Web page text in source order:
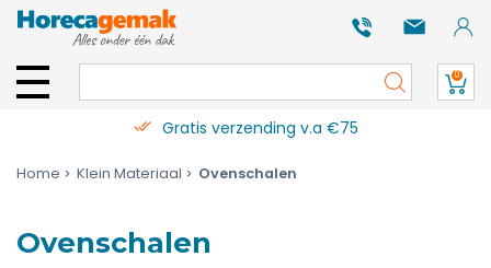
0
Gratis verzending v.a €75
Home Klein Materiaal Ovenschalen
Ovenschalen